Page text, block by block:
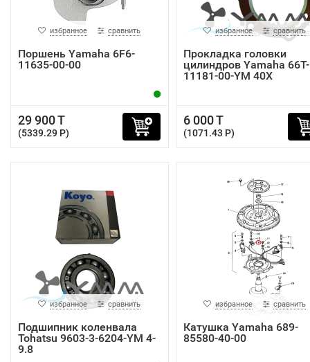
избранное сравнить
Поршень Yamaha 6F6-
11635-00-00
29 900 T
(5339.29 P)
избранное сравнить
Прокладка головки
цилиндров Yamaha 66T-
11181-00-YM 40X
6 000 T
(1071.43 P)
избранное сравнить
Подшипник коленвала
Tohatsu 9603-3-6204-YM 4-
9.8
избранное сравнить
Катушка Yamaha 689-
85580-40-00